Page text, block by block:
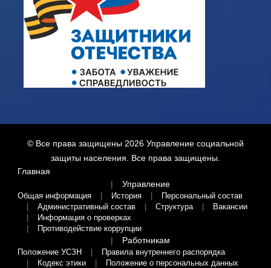
© Все права защищены 2026 Управление социальной
защиты населения . Все права защищены.
Главная
Управление
Общая информация История
Персональный состав
Административный состав
Структура
Вакансии
Информация о проверках
Противодействие коррупции
Работникам
Положение УСЗН
Правила внутреннего распорядка
Кодекс этики
Положение о персональных данных